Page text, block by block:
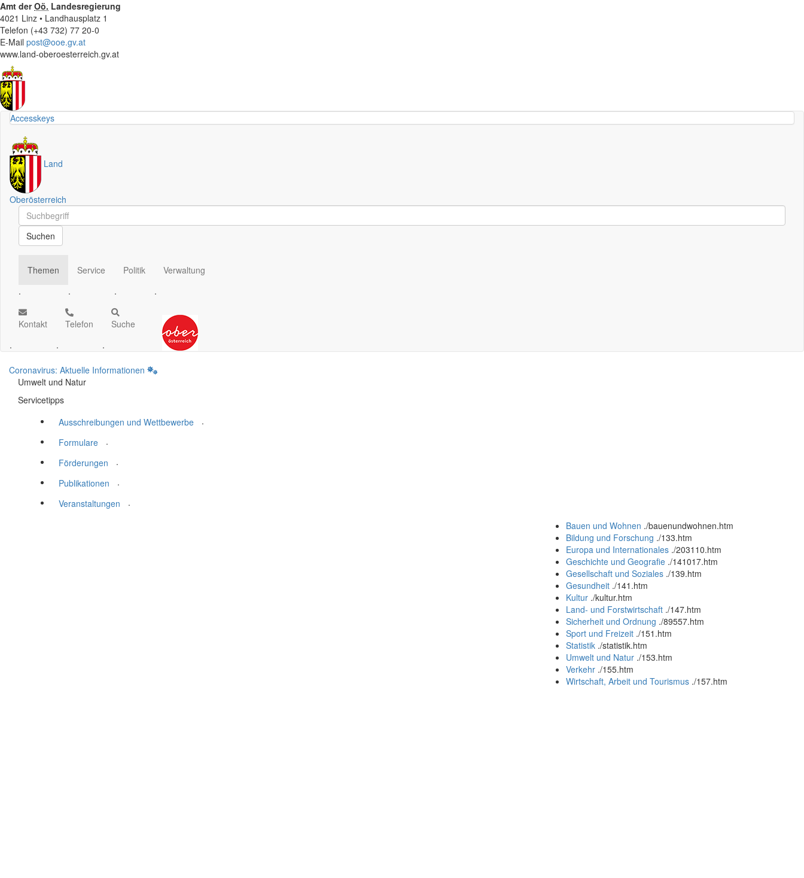
Amt derOö. Landesregierung
4021 Linz • Landhausplatz 1
Telefon (+43 732) 77 20-0
E-Mail post@ooe.gv.at
www.land-oberoesterreich.gv.at
Accesskeys
Land
Oberösterreich
Schnellsuche
Schnellsuche
Suchen
Themen
.
Service
.
Politik
.
Verwaltung
.
Kontakt
.
Telefon
.
Suche
.
Coronavirus: Aktuelle Informationen
Umwelt und Natur
Servicetipps
Ausschreibungen und Wettbewerbe
.
Formulare
.
Förderungen
.
Publikationen
.
Veranstaltungen
.
Bauen und Wohnen ./bauenundwohnen.htm
Bildung und Forschung ./133.htm
Europa und Internationales ./203110.htm
Geschichte und Geografie ./141017.htm
Gesellschaft und Soziales ./139.htm
Gesundheit ./141.htm
Kultur ./kultur.htm
Land- und Forstwirtschaft ./147.htm
Sicherheit und Ordnung ./89557.htm
Sport und Freizeit ./151.htm
Statistik ./statistik.htm
Umwelt und Natur ./153.htm
Verkehr ./155.htm
Wirtschaft, Arbeit und Tourismus ./157.htm